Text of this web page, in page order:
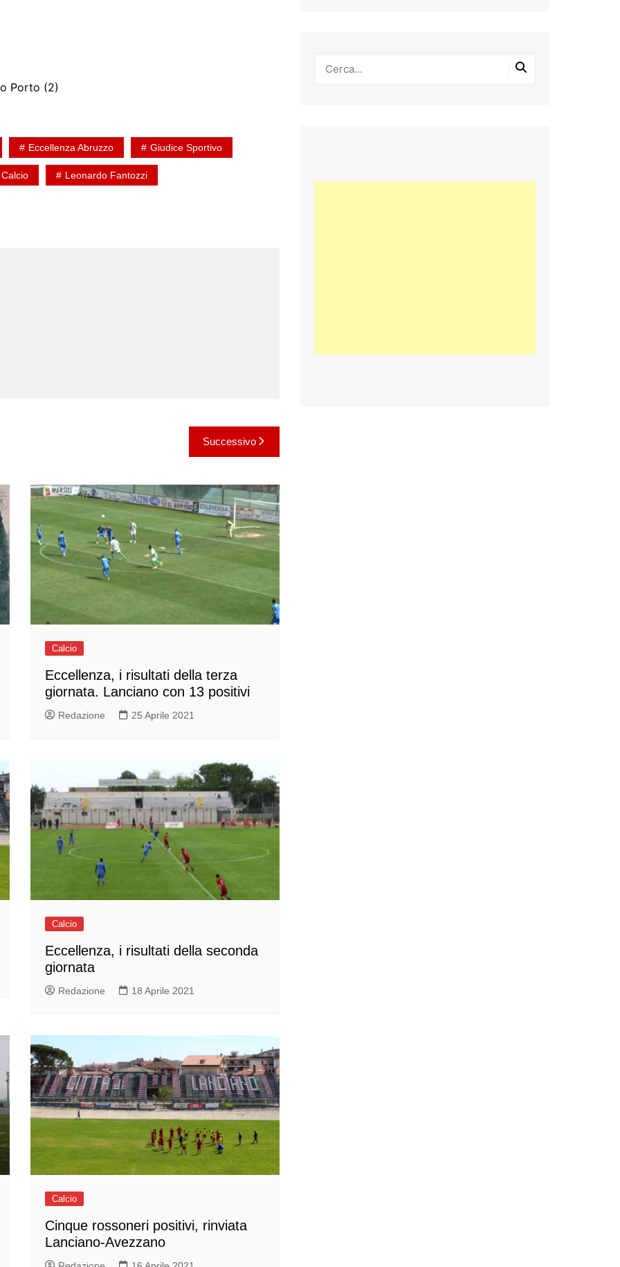
Porto (2)
Eccellenza Abruzzo Giudice Sportivo
Leonardo Fantozzi
Successivo
Calcio
Eccellenza, i risultati della terza
giornata. Lanciano con 13 positivi
Redazione 25 Aprile 2021
Calcio
Eccellenza, i risultati della seconda
giornata
Redazione 18 Aprile 2021
Calcio
Cinque rossoneri positivi, rinviata
Lanciano-Avezzano